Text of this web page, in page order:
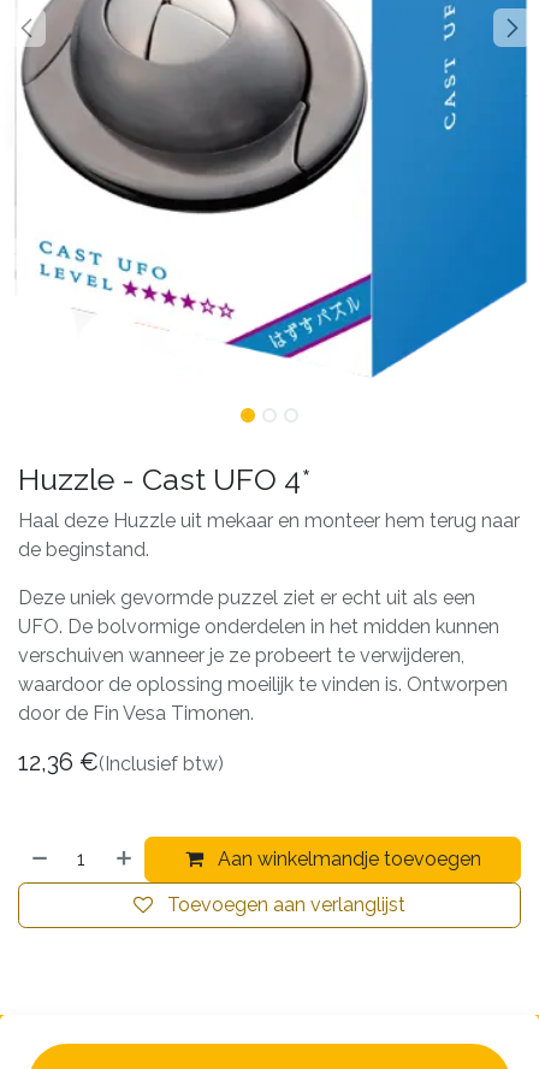
Huzzle - Cast UFO 4*
Haal deze Huzzle uit mekaar en monteer hem terug naar
de beginstand.
Deze uniek gevormde puzzel ziet er echt uit als een
UFO. De bolvormige onderdelen in het midden kunnen
verschuiven wanneer je ze probeert te verwijderen,
waardoor de oplossing moeilijk te vinden is. Ontworpen
door de Fin Vesa Timonen.
12,36 €(Inclusief btw)
Aan winkelmandje toevoegen
Toevoegen aan verlanglijst